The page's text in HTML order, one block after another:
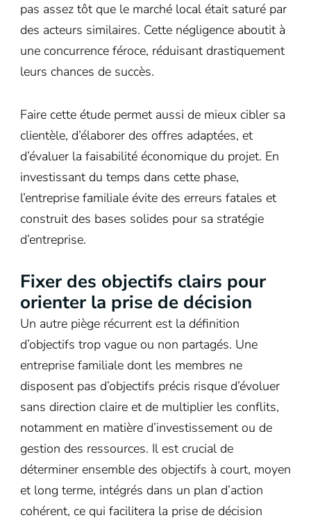
pas assez tôt que le marché local était saturé par
des acteurs similaires. Cette négligence aboutit à
une concurrence féroce, réduisant drastiquement
leurs chances de succès.
Faire cette étude permet aussi de mieux cibler sa
clientèle, d’élaborer des offres adaptées, et
d’évaluer la faisabilité économique du projet. En
investissant du temps dans cette phase,
l’entreprise familiale évite des erreurs fatales et
construit des bases solides pour sa stratégie
d’entreprise.
Fixer des objectifs clairs pour
orienter la prise de décision
Un autre piège récurrent est la définition
d’objectifs trop vague ou non partagés. Une
entreprise familiale dont les membres ne
disposent pas d’objectifs précis risque d’évoluer
sans direction claire et de multiplier les conflits,
notamment en matière d’investissement ou de
gestion des ressources. Il est crucial de
déterminer ensemble des objectifs à court, moyen
et long terme, intégrés dans un plan d’action
cohérent, ce qui facilitera la prise de décision